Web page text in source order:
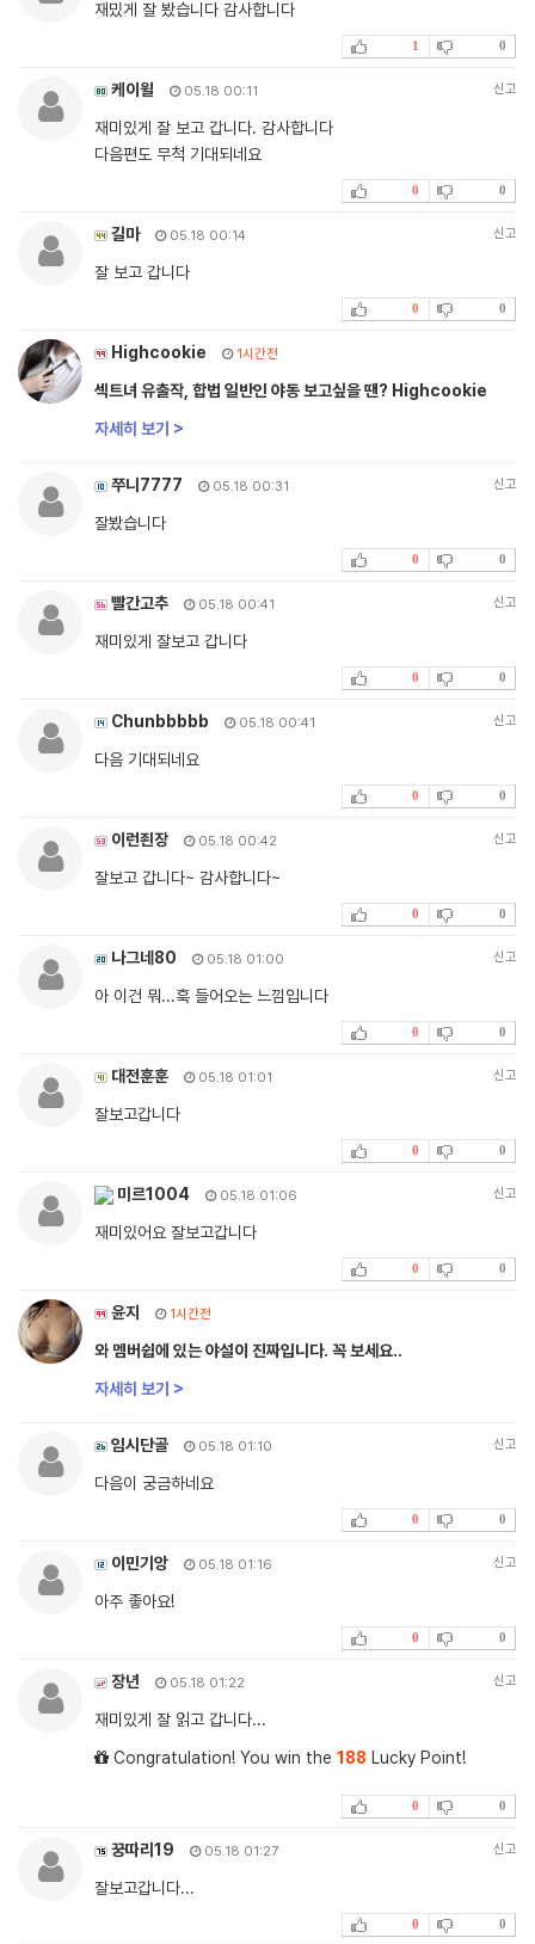
재밌게 잘 봤습니다 감사합니다
1 0
케이윌 05.18 00:11 신고
재미있게 잘 보고 갑니다. 감사합니다
다음편도 무척 기대되네요
0 0
길마 05.18 00:14 신고
잘 보고 갑니다
0 0
Highcookie 1시간전
섹트녀 유출작, 합법 일반인 야동 보고싶을 땐? Highcookie
자세히 보기 >
쭈니7777 05.18 00:31 신고
잘봤습니다
0 0
빨간고추 05.18 00:41 신고
재미있게 잘보고 갑니다
0 0
Chunbbbbb 05.18 00:41 신고
다음 기대되네요
0 0
이런죈장 05.18 00:42 신고
잘보고 갑니다~ 감사합니다~
0 0
나그네80 05.18 01:00 신고
아 이건 뭐...훅 들어오는 느낌입니다
0 0
대전훈훈 05.18 01:01 신고
잘보고갑니다
0 0
미르1004 05.18 01:06 신고
재미있어요 잘보고갑니다
0 0
윤지 1시간전
와 멤버쉽에 있는 야설이 진짜입니다. 꼭 보세요..
자세히 보기 >
임시단골 05.18 01:10 신고
다음이 궁금하네요
0 0
이민기앙 05.18 01:16 신고
아주 좋아요!
0 0
장년 05.18 01:22 신고
재미있게 잘 읽고 갑니다...
Congratulation! You win the 188 Lucky Point!
0 0
꿍따리19 05.18 01:27 신고
잘보고갑니다...
0 0